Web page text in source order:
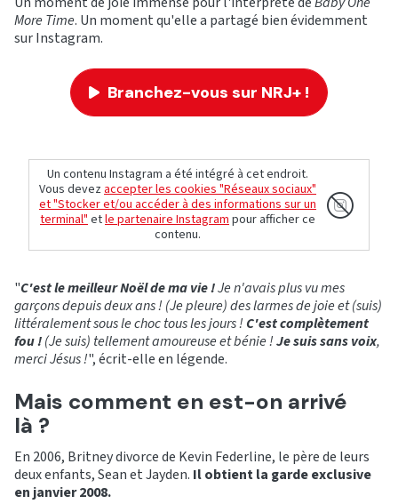
More Time. Un moment qu'elle a partagé bien évidemment
sur Instagram.
Branchez-vous sur NRJ+ !
Un contenu Instagram a été intégré à cet endroit.
Vous devezaccepter les cookies "Réseaux sociaux"
et "Stocker et/ou accéder à des informations sur un
terminal"etle partenaire Instagrampour afficher ce
contenu.
"C'est le meilleur Noël de ma vie !Je n'avais plus vu mes
garçons depuis deux ans ! (Je pleure) des larmes de joie et (suis)
littéralement sous le choc tous les jours ! C'est complètement
fou !(Je suis) tellement amoureuse et bénie !Je suis sans voix,
merci Jésus !", écrit-elle en légende.
Mais comment en est-on arrivé
là ?
En 2006, Britney divorce de Kevin Federline, le père de leurs
deux enfants, Sean et Jayden. Il obtient la garde exclusive
en janvier 2008.